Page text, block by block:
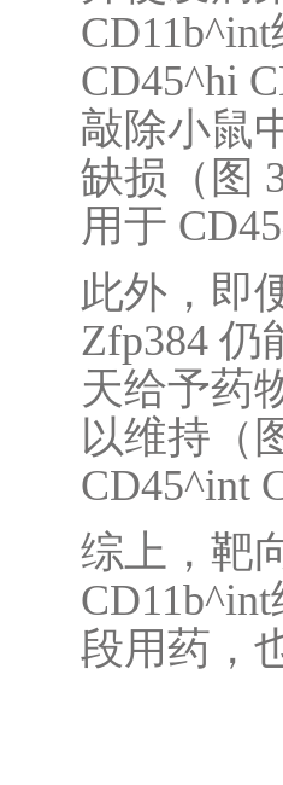
CD45^hi
敲除小鼠
缺损（图
用于
此外，即
Zfp384 仍
天给予药
以维持（
CD45^int
综上，靶
段用药，